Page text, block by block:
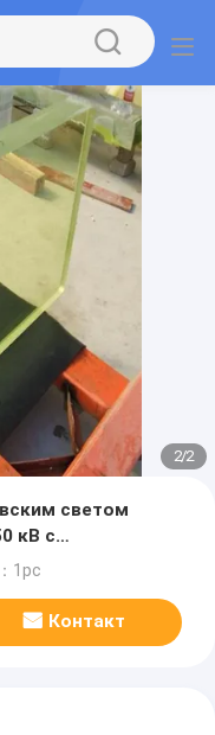
2/2
светом
кВ с
1pc
Контакт